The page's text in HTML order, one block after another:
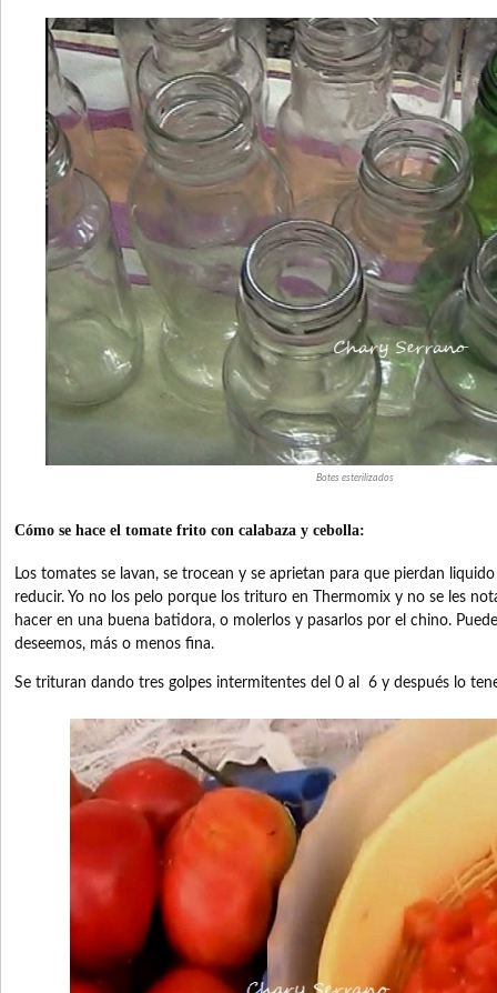
Botes esterilizados
Cómo se hace el tomate frito con calabaza y cebolla:
Los tomates se lavan, se trocean y se aprietan para que pierdan
reducir. Yo no los pelo porque los trituro en Thermomix y no se les
hacer en una buena batidora, o molerlos y pasarlos por el chino.
deseemos, más o menos fina.
Se trituran dando tres golpes intermitentes del 0 al 6 y después lo